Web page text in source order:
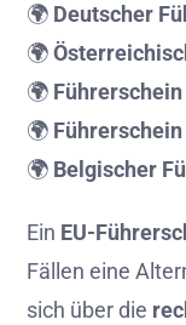
🌍 Deutscher
🌍
🌍
🌍
🌍 Belgischer
Ein EU-
Fällen eine
sich über die